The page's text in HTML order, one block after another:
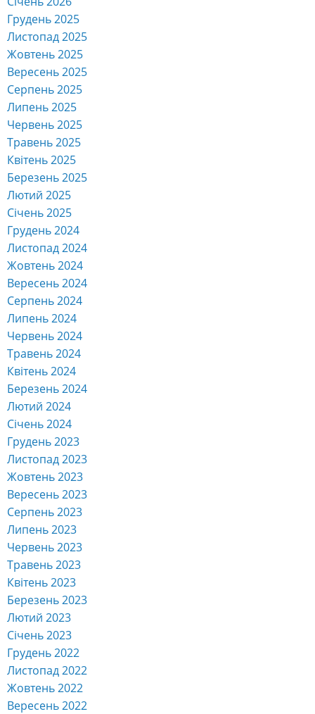
Грудень 2025
Листопад 2025
Жовтень 2025
Вересень 2025
Серпень 2025
Липень 2025
Червень 2025
Травень 2025
Квітень 2025
Березень 2025
Лютий 2025
Січень 2025
Грудень 2024
Листопад 2024
Жовтень 2024
Вересень 2024
Серпень 2024
Липень 2024
Червень 2024
Травень 2024
Квітень 2024
Березень 2024
Лютий 2024
Січень 2024
Грудень 2023
Листопад 2023
Жовтень 2023
Вересень 2023
Серпень 2023
Липень 2023
Червень 2023
Травень 2023
Квітень 2023
Березень 2023
Лютий 2023
Січень 2023
Грудень 2022
Листопад 2022
Жовтень 2022
Вересень 2022